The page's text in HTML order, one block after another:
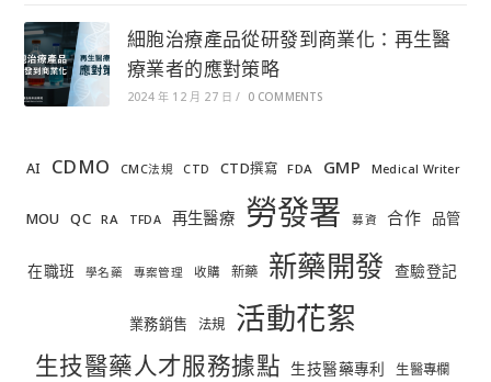
細胞治療產品從研發到商業化：再生醫
療業者的應對策略
2024 年 12 月 27 日 / 0 COMMENTS
AI CDMO CMC法規 CTD CTD撰寫 FDA GMP Medical Writer
MOU QC RA TFDA 再生醫療 勞發署 募資 合作 品管
在職班 學名藥 專案管理 收購 新藥 新藥開發 查驗登記
業務銷售 法規 活動花絮
生技醫藥人才服務據點 生技醫藥專利 生醫專欄